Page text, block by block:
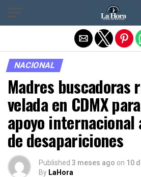
NACIONAL
Madres buscadoras
velada en CDMX
apoyo
de desapariciones
Published 3 meses ago on 10
By LaHora
Salir de la versión